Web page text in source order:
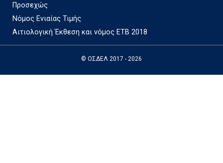
Προσεχώς
Νόμος Ενιαίας Τιμής
Αιτιολογική Έκθεση και νόμος ΕΤΒ 2018
© ΟΣΔΕΛ 2017 - 2026